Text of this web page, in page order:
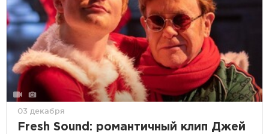
03 декабря
Fresh Sound: романтичный клип Джей